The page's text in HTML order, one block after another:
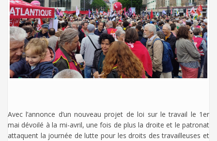
Avec l’annonce d’un nouveau projet de loi sur le travail le 1er
mai dévoilé à la mi-avril, une fois de plus la droite et le patronat
attaquent la journée de lutte pour les droits des travailleuses et